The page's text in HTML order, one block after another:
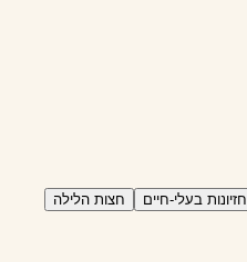
חזיונות בעלי-חיים
חצות הלילה